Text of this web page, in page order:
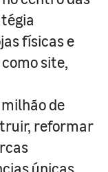
físicas e
site,
milhão de
reformar
únicas